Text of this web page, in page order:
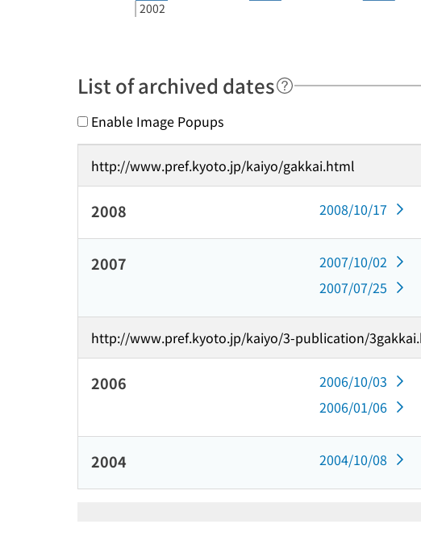
2002
List of archived dates
Enable Image Popups
http://www.pref.kyoto.jp/kaiyo/gakkai.html
2008 2008/10/17
2007
2007/10/02
2007/07/25
http://www.pref.kyoto.jp/kaiyo/3-publication/
2006
2006/10/03
2006/01/06
2004 2004/10/08